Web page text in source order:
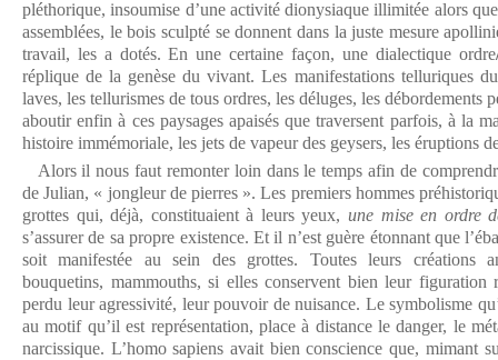
pléthorique, insoumise d’une activité dionysiaque illimitée alors
assemblées, le bois sculpté se donnent dans la juste mesure
travail, les a dotés. En une certaine façon, une dialectique ordre
réplique de la genèse du vivant. Les manifestations telluriques
laves, les tellurismes de tous ordres, les déluges, les débordements
aboutir enfin à ces paysages apaisés que traversent parfois, à la
histoire immémoriale, les jets de vapeur des geysers, les éruptions
Alors il nous faut remonter loin dans le temps afin de
de Julian, « jongleur de pierres ». Les premiers hommes
grottes qui, déjà, constituaient à leurs yeux, une mise en ordre
s’assurer de sa propre existence. Et il n’est guère étonnant que
soit manifestée au sein des grottes. Toutes leurs créations
bouquetins, mammouths, si elles conservent bien leur figuration
perdu leur agressivité, leur pouvoir de nuisance. Le symbolisme
au motif qu’il est représentation, place à distance le danger, le
narcissique. L’homo sapiens avait bien conscience que, mimant